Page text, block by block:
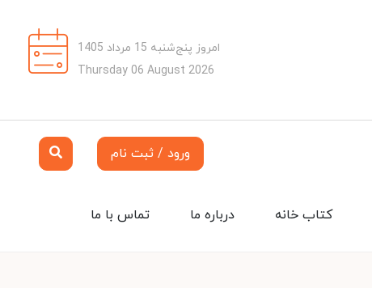
امروز پنج‌شنبه 15 مرداد 1405
Thursday 06 August 2026
ورود / ثبت نام
تماس با ما درباره ما کتاب خانه